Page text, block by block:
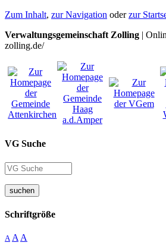
Zum Inhalt, zur Navigation oderzur
Verwaltungsgemeinschaft Zolling |
zolling.de/
VG Suche
suchen
Schriftgröße
A A A